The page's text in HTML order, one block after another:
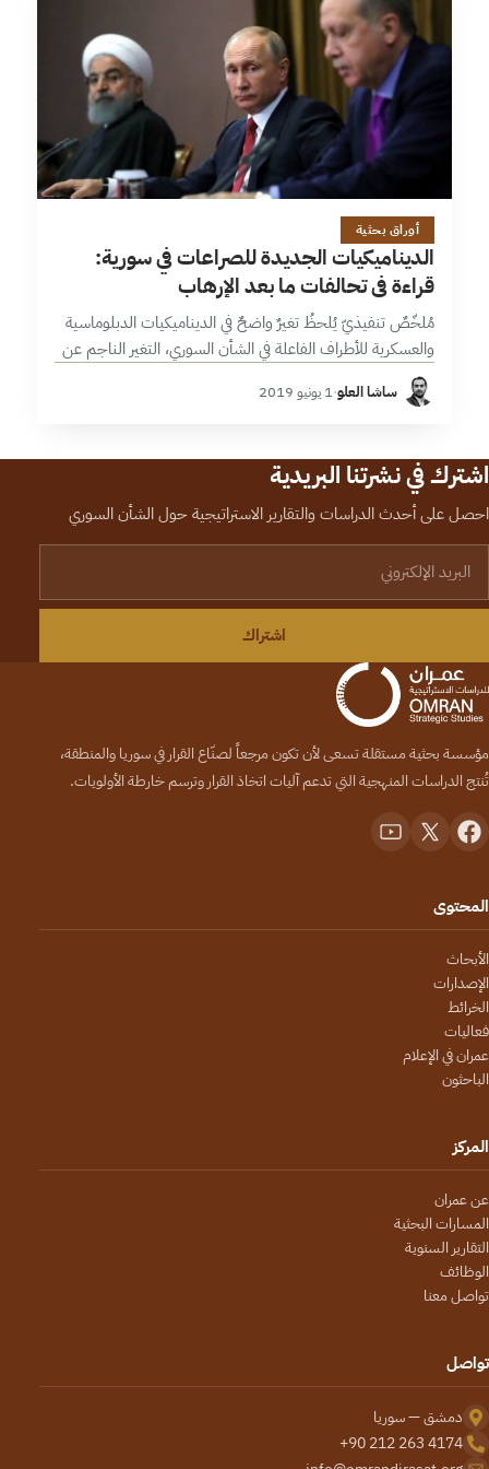
22 دقائق
أوراق بحثية
الديناميكيات الجديدة للصراعات في سورية:
قراءة في تحالفات ما بعد الإرهاب
مُلخّصٌ تنفيذيّ يُلحظُ تغيرٌ واضحٌ في الديناميكيات الدبلوماسية
والعسكرية للأطراف الفاعلة في الشأن السوري، التغير الناجم عن
نهاية التفاهمات القديمة بين تلك الأطراف، الأمر الذي دفع
بصراعات وتحالفات جديدة قائمة…
ساشا العلو·1 يونيو 2019
اشترك في نشرتنا البريدية
احصل على أحدث الدراسات والتقارير الاستراتيجية حول الشأن السوري
اشتراك
مؤسسة بحثية مستقلة تسعى لأن تكون مرجعاً لصنّاع القرار في سوريا والمنطقة،
تُنتج الدراسات المنهجية التي تدعم آليات اتخاذ القرار وترسم خارطة الأولويات.
المحتوى
الأبحاث
الإصدارات
الخرائط
فعاليات
عمران في الإعلام
الباحثون
المركز
عن عمران
المسارات البحثية
التقارير السنوية
الوظائف
تواصل معنا
تواصل
دمشق — سوريا
+90 212 263 4174